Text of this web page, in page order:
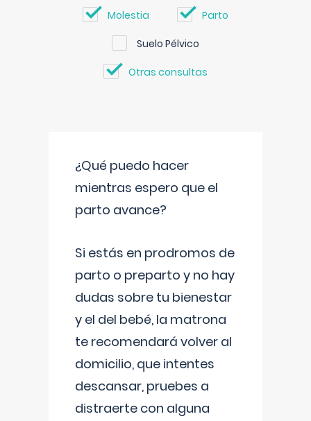
Molestia Parto
Suelo Pélvico
Otras consultas
¿Qué puedo hacer
mientras espero que el
parto avance?
Si estás en prodromos de
parto o preparto y no hay
dudas sobre tu bienestar
y el del bebé, la matrona
te recomendará volver al
domicilio, que intentes
descansar, pruebes a
distraerte con alguna